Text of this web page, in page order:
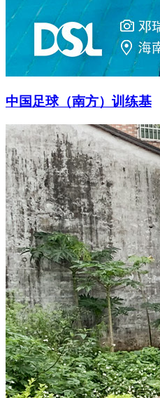
中国足球（南方）训练基